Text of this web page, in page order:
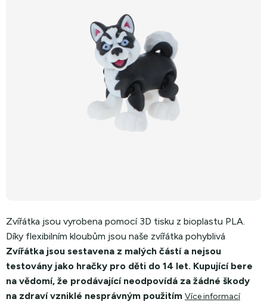
Zvířátka jsou vyrobena pomocí 3D tisku z bioplastu PLA.
Díky flexibilním kloubům jsou naše zvířátka pohyblivá
Zvířátka jsou sestavena z malých částí a nejsou
testovány jako hračky pro děti do 14 let. Kupující bere
na vědomí, že prodávající neodpovídá za žádné škody
na zdraví vzniklé nesprávným použitím Více informací